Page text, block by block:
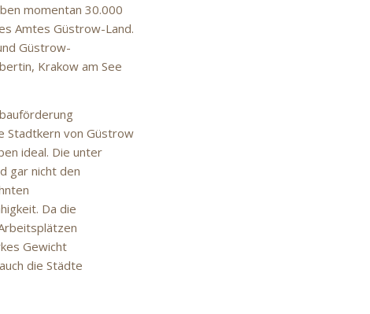
momentan 30.000
Amtes Güstrow-Land.
Güstrow-
Krakow am See
Stadtkern von Güstrow
ideal. Die unter
gar nicht den
Da die
Gewicht
die Städte